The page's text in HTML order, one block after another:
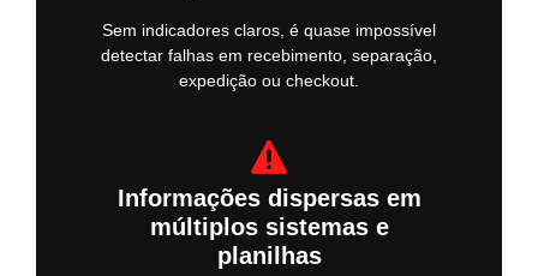
Sem indicadores claros, é quase impossível
detectar falhas em recebimento, separação,
expedição ou checkout.
Informações dispersas em
múltiplos sistemas e
planilhas